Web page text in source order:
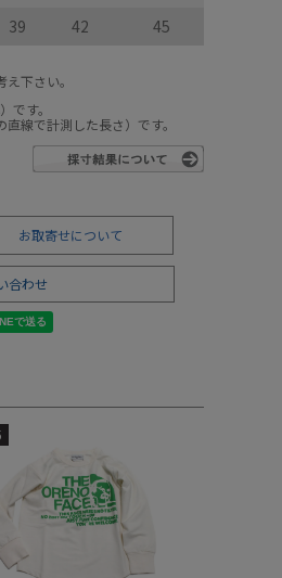
39 42 45
下さい。
です。
線で計測した長さ）です。
お取寄せについて
合わせ